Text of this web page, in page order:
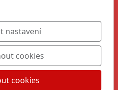
pro dětský úsměv, z.s.
nastavení
cookies
cookies